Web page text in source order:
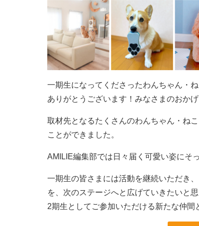
一期生になってくださったわんちゃん・
ありがとうございます！みなさまのおか
取材先となるたくさんのわんちゃん・ね
ことができました。
AMILIE編集部では日々届く可愛い姿にそ
一期生の皆さまには活動を継続いただき
を、次のステージへと広げていきたいと思
2期生としてご参加いただける新たな仲間